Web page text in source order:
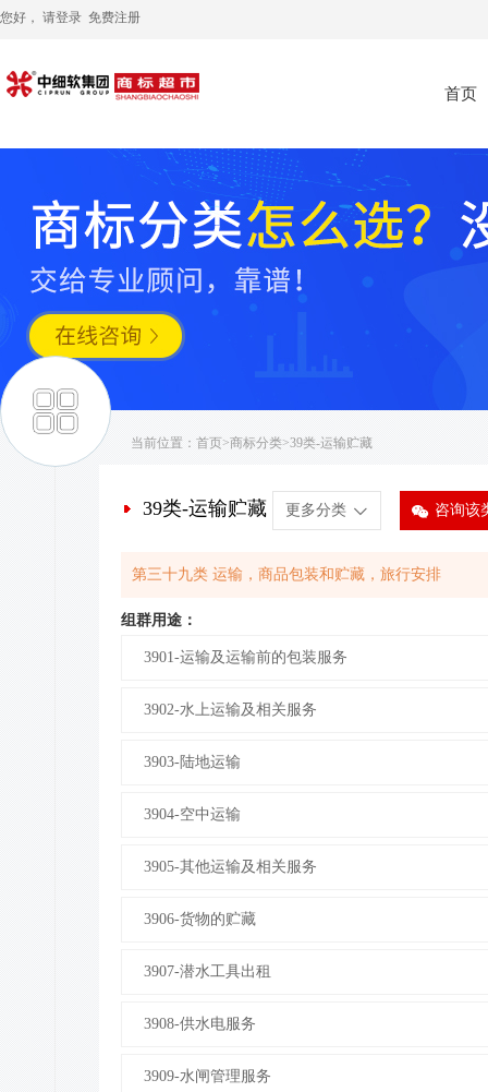
您好， 请登录 免费注册
首页
当前位置： 首页>商标分类>39类-运输贮藏
39类-运输贮藏 更多分类 b 9 咨询该
第三十九类 运输，商品包装和贮藏，旅行安排
组群用途：
3901-运输及运输前的包装服务
3902-水上运输及相关服务
3903-陆地运输
3904-空中运输
3905-其他运输及相关服务
3906-货物的贮藏
3907-潜水工具出租
3908-供水电服务
3909-水闸管理服务